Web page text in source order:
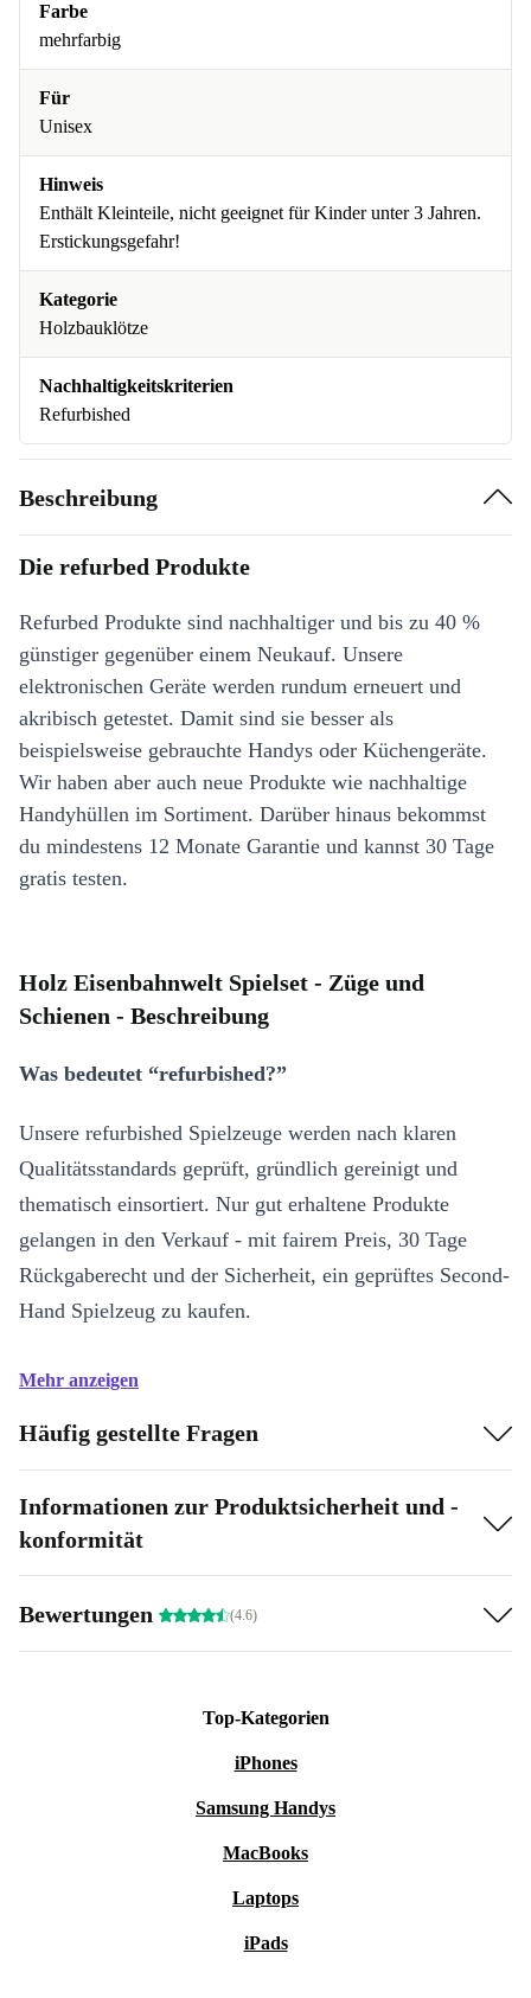
Farbe
mehrfarbig
Für
Unisex
Hinweis
Enthält Kleinteile, nicht geeignet für Kinder unter 3 Jahren.
Erstickungsgefahr!
Kategorie
Holzbauklötze
Nachhaltigkeitskriterien
Refurbished
Beschreibung
Die refurbed Produkte
Refurbed Produkte sind nachhaltiger und bis zu 40 %
günstiger gegenüber einem Neukauf. Unsere
elektronischen Geräte werden rundum erneuert und
akribisch getestet. Damit sind sie besser als
beispielsweise gebrauchte Handys oder Küchengeräte.
Wir haben aber auch neue Produkte wie nachhaltige
Handyhüllen im Sortiment. Darüber hinaus bekommst
du mindestens 12 Monate Garantie und kannst 30 Tage
gratis testen.
Holz Eisenbahnwelt Spielset - Züge und
Schienen - Beschreibung
Was bedeutet “refurbished?”
Unsere refurbished Spielzeuge werden nach klaren
Qualitätsstandards geprüft, gründlich gereinigt und
thematisch einsortiert. Nur gut erhaltene Produkte
gelangen in den Verkauf - mit fairem Preis, 30 Tage
Rückgaberecht und der Sicherheit, ein geprüftes Second-
Hand Spielzeug zu kaufen.
Mehr anzeigen
Häufig gestellte Fragen
Informationen zur Produktsicherheit und -
konformität
Bewertungen (4.6)
Top-Kategorien
iPhones
Samsung Handys
MacBooks
Laptops
iPads